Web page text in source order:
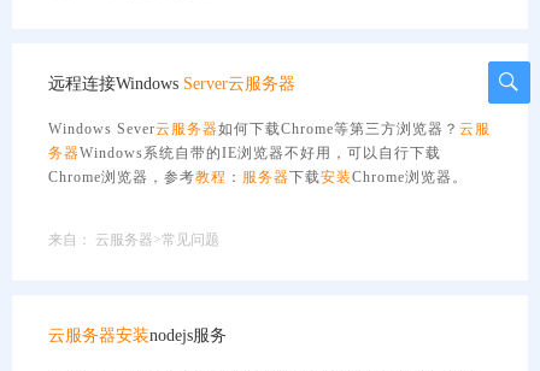
远程连接Windows Server云服务器
Windows Sever云服务器如何下载Chrome等第三方浏览器？ 云服
务器Windows系统自带的IE浏览器不好用，可以自行下载
Chrome浏览器，参考教程 ： 服务器下载安装Chrome浏览器。
来自： 云服务器>常见问题
云服务器安装nodejs服务